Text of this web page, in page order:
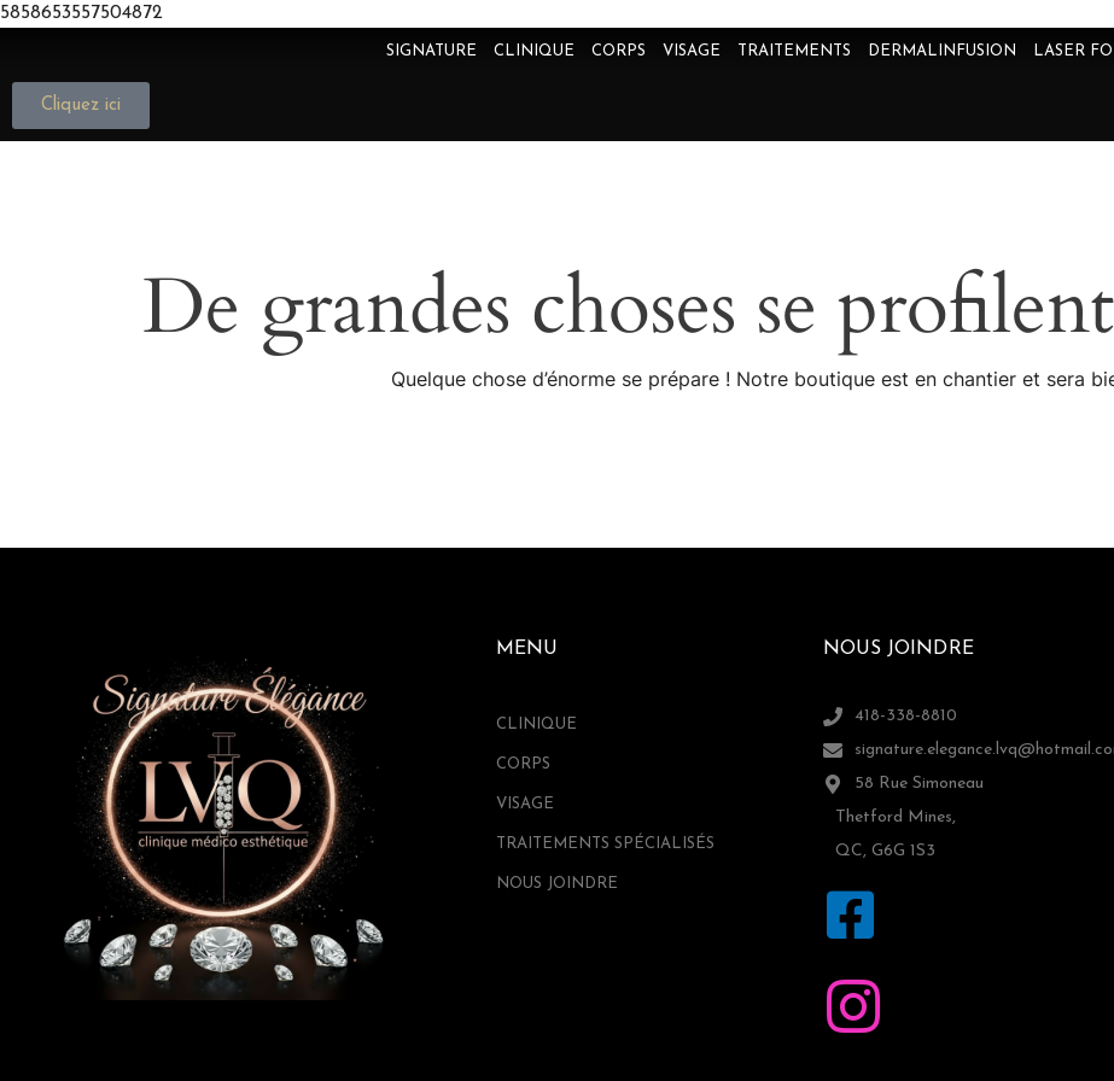
5858653557504872
SIGNATURE CLINIQUE CORPS VISAGE TRAITEMENTS DERMALINFUSION LASER
Cliquez ici
De grandes choses se
Quelque chose d’énorme se prépare ! Notre boutique est en chantier et sera
MENU
CLINIQUE
CORPS
VISAGE
TRAITEMENTS SPÉCIALISÉS
NOUS JOINDRE
NOUS JOINDRE
418-338-8810
58 Rue Simoneau
Thetford Mines,
QC, G6G 1S3